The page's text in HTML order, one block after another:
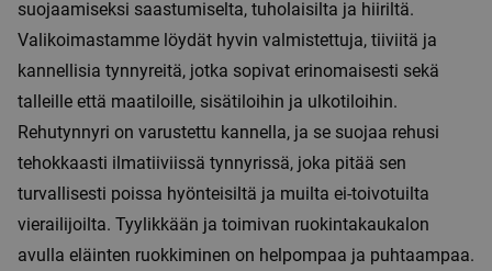
suojaamiseksi saastumiselta, tuholaisilta ja hiiriltä.
Valikoimastamme löydät hyvin valmistettuja, tiiviitä ja
kannellisia tynnyreitä, jotka sopivat erinomaisesti sekä
talleille että maatiloille, sisätiloihin ja ulkotiloihin.
Rehutynnyri on varustettu kannella, ja se suojaa rehusi
tehokkaasti ilmatiiviissä tynnyrissä, joka pitää sen
turvallisesti poissa hyönteisiltä ja muilta ei-toivotuilta
vierailijoilta. Tyylikkään ja toimivan ruokintakaukalon
avulla eläinten ruokkiminen on helpompaa ja puhtaampaa.